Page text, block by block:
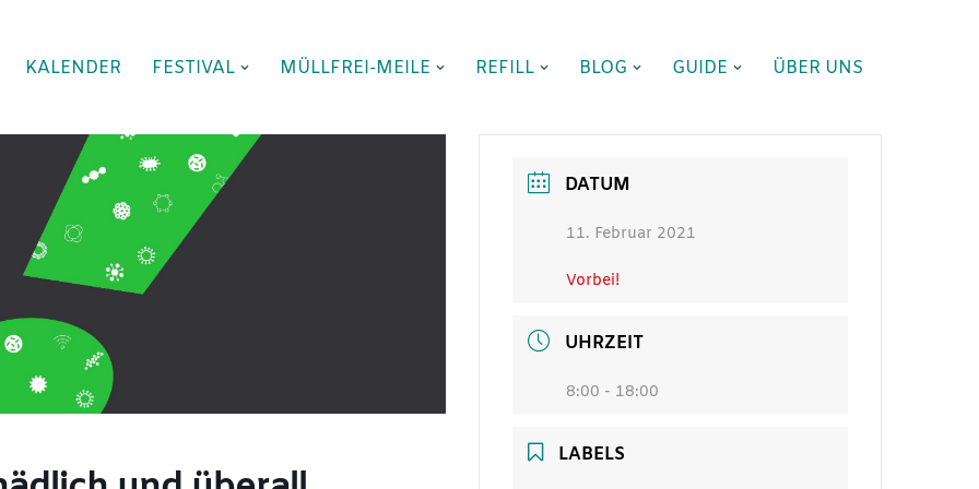
KALENDER FESTIVAL MÜLLFREI-MEILE REFILL BLOG GUIDE ÜBER UNS
DATUM
11. Februar 2021
Vorbei!
UHRZEIT
8:00 - 18:00
LABELS